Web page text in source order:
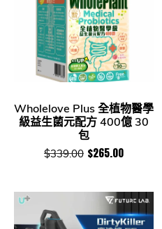
Wholelove Plus 全植物醫學
級益生菌元配方 400億 30
包
$339.00 $265.00